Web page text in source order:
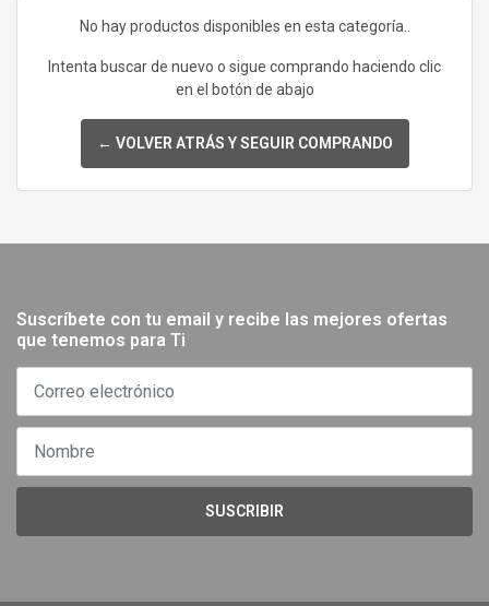
No hay productos disponibles en esta categoría..
Intenta buscar de nuevo o sigue comprando haciendo clic
en el botón de abajo
← VOLVER ATRÁS Y SEGUIR COMPRANDO
Suscríbete con tu email y recibe las mejores ofertas
que tenemos para Ti
SUSCRIBIR